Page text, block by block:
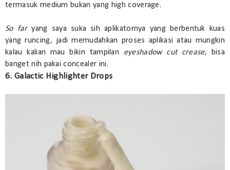
termasuk medium bukan yang high coverage.
So faryang saya suka sih aplikatornya yang berbentuk kuas
yang runcing, jadi memudahkan proses aplikasi atau mungkin
kalau kalian mau bikin tampilan eyeshadow cut crease, bisa
banget nih pakai concealer ini.
6. Galactic Highlighter Drops